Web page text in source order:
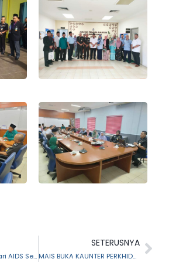
Baitul Islah Anjur Hari AIDS Sedunia Dengan Kerjasama PENGASIH Selangor
SETERUSNYA
MAIS BUKA KAUNTER PERKHIDMATAN SEMPENA KEMPEN KESEDARAN AIDS & PROGRAM SIHAT UNTUK REMAJA (PROSTAR) PERINGKAT UITM CAWANGAN SELANGOR 2022